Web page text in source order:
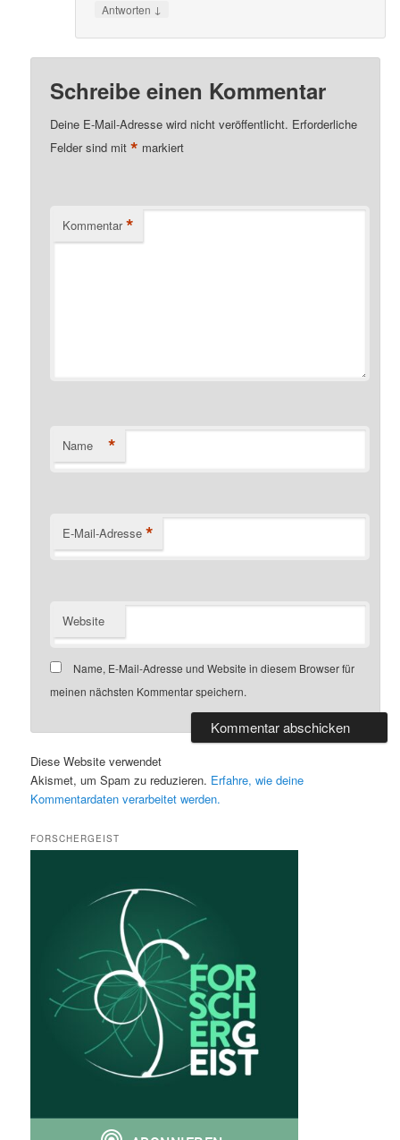
Antworten ↓
Schreibe einen Kommentar
Deine E-Mail-Adresse wird nicht veröffentlicht. Erforderliche
Felder sind mit* markiert
Kommentar *
Name *
E-Mail-Adresse *
Website
Name, E-Mail-Adresse und Website in diesem Browser für
meinen nächsten Kommentar speichern.
Diese Website verwendet
Akismet, um Spam zu reduzieren. Erfahre, wie deine
Kommentardaten verarbeitet werden.
FORSCHERGEIST